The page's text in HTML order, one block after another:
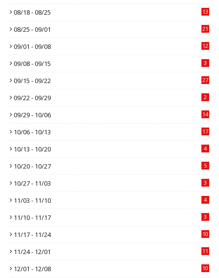
08/18 - 08/25 13
08/25 - 09/01 21
09/01 - 09/08 12
09/08 - 09/15 3
09/15 - 09/22 27
09/22 - 09/29 2
09/29 - 10/06 14
10/06 - 10/13 17
10/13 - 10/20 4
10/20 - 10/27 5
10/27 - 11/03 3
11/03 - 11/10 4
11/10 - 11/17 3
11/17 - 11/24 10
11/24 - 12/01 11
12/01 - 12/08 10